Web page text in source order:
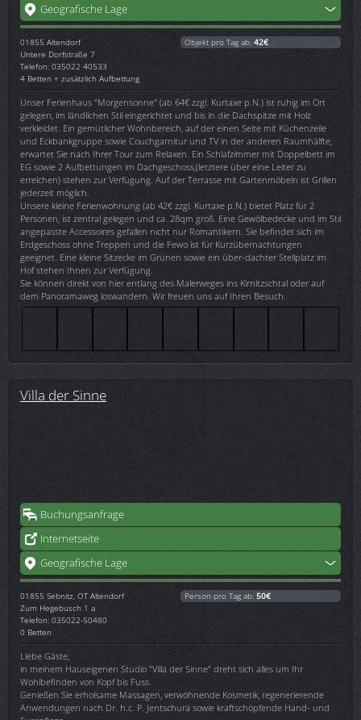
Geografische Lage
01855 Altendorf
Untere Dorfstraße 7
Telefon: 035022 40533
4 Betten + zusätzlich Aufbettung
Objekt pro Tag ab: 42€
Unser Ferienhaus "Morgensonne" (ab 64€ zzgl. Kurtaxe p.N.) ist ruhig im Ort
gelegen, im ländlichen Stil eingerichtet und bis in die Dachspitze mit Holz
verkleidet. Ein gemütlicher Wohnbereich, auf der einen Seite mit Küchenzeile
und Eckbankgruppe sowie Couchgarnitur und TV in der anderen Raumhälfte,
erwartet Sie nach Ihrer Tour zum Relaxen. Ein Schlafzimmer mit Doppelbett im
EG sowie 2 Aufbettungen im Dachgeschoss,(letztere über eine Leiter zu
erreichen) stehen zur Verfügung. Auf der Terrasse mit Gartenmöbeln ist Grillen
jederzeit möglich.
Unsere kleine Ferienwohnung (ab 42€ zzgl. Kurtaxe p.N.) bietet Platz für 2
Personen, ist zentral gelegen und ca. 28qm groß. Eine Gewölbedecke und im Stil
angepasste Accessoires gefallen nicht nur Romantikern. Sie befindet sich im
Erdgeschoss ohne Treppen und die Fewo ist für Kurzübernachtungen
geeignet. Eine kleine Sitzecke im Grünen sowie ein über-dachter Stellplatz im
Hof stehen Ihnen zur Verfügung.
Sie können direkt von hier entlang des Malerweges ins Kirnitzschtal oder auf
dem Panoramaweg loswandern. Wir freuen uns auf Ihren Besuch.
Villa der Sinne
Buchungsanfrage
Internetseite
Geografische Lage
01855 Sebnitz, OT Altendorf
Zum Hegebusch 1 a
Telefon: 035022-50480
0 Betten
Person pro Tag ab: 50€
Liebe Gäste,
in meinem Hauseigenen Studio "Villa der Sinne" dreht sich alles um Ihr
Wohlbefinden von Kopf bis Fuss.
Genießen Sie erholsame Massagen, verwöhnende Kosmetik, regenerierende
Anwendungen nach Dr. h.c. P. Jentschura sowie kraftschöpfende Hand- und